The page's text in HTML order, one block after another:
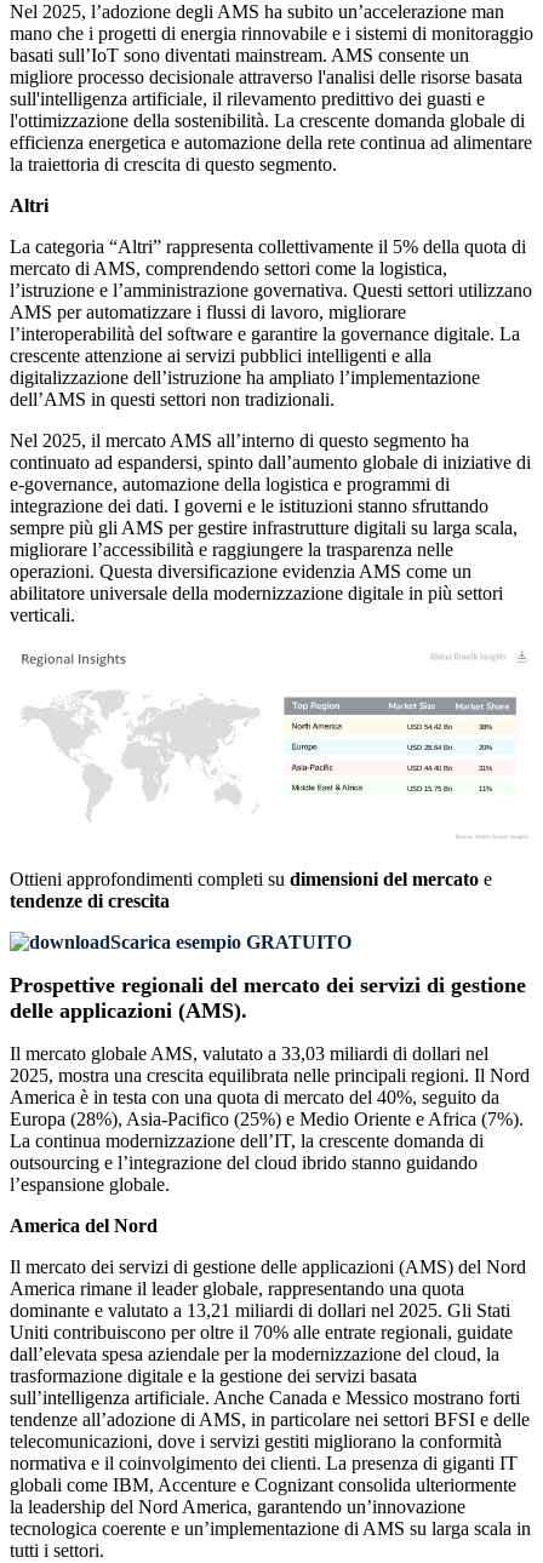
Nel 2025, l’adozione degli AMS ha subito un’accelerazione man
mano che i progetti di energia rinnovabile e i sistemi di monitoraggio
basati sull’IoT sono diventati mainstream. AMS consente un
migliore processo decisionale attraverso l'analisi delle risorse basata
sull'intelligenza artificiale, il rilevamento predittivo dei guasti e
l'ottimizzazione della sostenibilità. La crescente domanda globale di
efficienza energetica e automazione della rete continua ad alimentare
la traiettoria di crescita di questo segmento.
Altri
La categoria “Altri” rappresenta collettivamente il 5% della quota di
mercato di AMS, comprendendo settori come la logistica,
l’istruzione e l’amministrazione governativa. Questi settori utilizzano
AMS per automatizzare i flussi di lavoro, migliorare
l’interoperabilità del software e garantire la governance digitale. La
crescente attenzione ai servizi pubblici intelligenti e alla
digitalizzazione dell’istruzione ha ampliato l’implementazione
dell’AMS in questi settori non tradizionali.
Nel 2025, il mercato AMS all’interno di questo segmento ha
continuato ad espandersi, spinto dall’aumento globale di iniziative di
e-governance, automazione della logistica e programmi di
integrazione dei dati. I governi e le istituzioni stanno sfruttando
sempre più gli AMS per gestire infrastrutture digitali su larga scala,
migliorare l’accessibilità e raggiungere la trasparenza nelle
operazioni. Questa diversificazione evidenzia AMS come un
abilitatore universale della modernizzazione digitale in più settori
verticali.
11%
USD 15.75 Bn
31%
USD 44.40 Bn
20%
USD 28.64 Bn
38%
USD 54.42 Bn
Ottieni approfondimenti completi su dimensioni del mercato e
tendenze di crescita
Scarica esempio GRATUITO
Prospettive regionali del mercato dei servizi di gestione
delle applicazioni (AMS).
Il mercato globale AMS, valutato a 33,03 miliardi di dollari nel
2025, mostra una crescita equilibrata nelle principali regioni. Il Nord
America è in testa con una quota di mercato del 40%, seguito da
Europa (28%), Asia-Pacifico (25%) e Medio Oriente e Africa (7%).
La continua modernizzazione dell’IT, la crescente domanda di
outsourcing e l’integrazione del cloud ibrido stanno guidando
l’espansione globale.
America del Nord
Il mercato dei servizi di gestione delle applicazioni (AMS) del Nord
America rimane il leader globale, rappresentando una quota
dominante e valutato a 13,21 miliardi di dollari nel 2025. Gli Stati
Uniti contribuiscono per oltre il 70% alle entrate regionali, guidate
dall’elevata spesa aziendale per la modernizzazione del cloud, la
trasformazione digitale e la gestione dei servizi basata
sull’intelligenza artificiale. Anche Canada e Messico mostrano forti
tendenze all’adozione di AMS, in particolare nei settori BFSI e delle
telecomunicazioni, dove i servizi gestiti migliorano la conformità
normativa e il coinvolgimento dei clienti. La presenza di giganti IT
globali come IBM, Accenture e Cognizant consolida ulteriormente
la leadership del Nord America, garantendo un’innovazione
tecnologica coerente e un’implementazione di AMS su larga scala in
tutti i settori.